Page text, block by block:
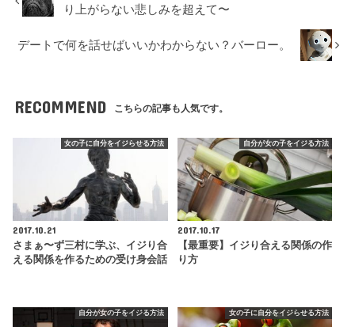
り上がらない悲しみを超えて〜
デートで何を話せばいいかわからない？バーロー。
RECOMMEND こちらの記事も人気です。
女の子に自分をイジらせる方法
2017.10.21
さまぁ〜ず三村に学ぶ、イジり合
える関係を作るための受け身会話
自分が女の子をイジる方法
2017.10.17
【最重要】イジり合える関係の作
り方
自分が女の子をイジる方法 女の子に自分をイジらせる方法